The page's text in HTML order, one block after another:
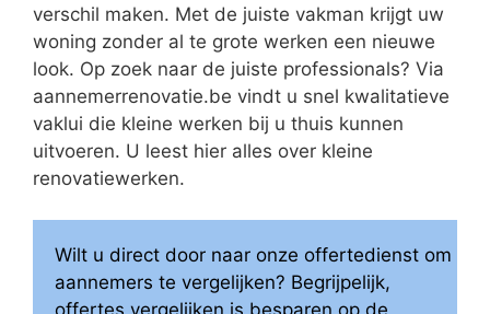
verschil maken. Met de juiste vakman krijgt uw
woning zonder al te grote werken een nieuwe
look. Op zoek naar de juiste professionals? Via
aannemerrenovatie.be vindt u snel kwalitatieve
vaklui die kleine werken bij u thuis kunnen
uitvoeren. U leest hier alles over kleine
renovatiewerken.
Wilt u direct door naar onze offertedienst om
aannemers te vergelijken? Begrijpelijk,